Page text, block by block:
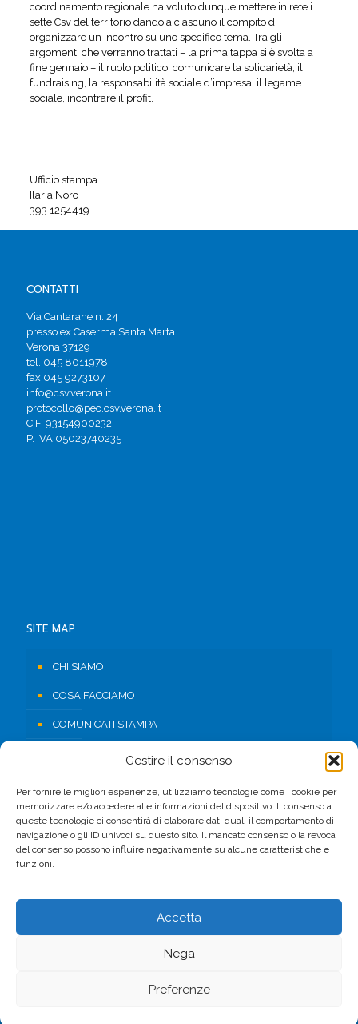
Gestire il consenso
Per fornire le migliori esperienze, utilizziamo tecnologie come i cookie per
memorizzare e/o accedere alle informazioni del dispositivo. Il consenso a
queste tecnologie ci consentirà di elaborare dati quali il comportamento di
navigazione o gli ID univoci su questo sito. Il mancato consenso o la revoca
del consenso possono influire negativamente su alcune caratteristiche e
funzioni.
Accetta
Nega
Preferenze
coordinamento regionale ha voluto dunque mettere in rete i
sette Csv del territorio dando a ciascuno il compito di
organizzare un incontro su uno specifico tema. Tra gli
argomenti che verranno trattati – la prima tappa si è svolta a
fine gennaio – il ruolo politico, comunicare la solidarietà, il
fundraising, la responsabilità sociale d’impresa, il legame
sociale, incontrare il profit.
Ufficio stampa
Ilaria Noro
393 1254419
CONTATTI
Via Cantarane n. 24
presso ex Caserma Santa Marta
Verona 37129
tel. 045 8011978
fax 045 9273107
info@csv.verona.it
protocollo@pec.csv.verona.it
C.F. 93154900232
P. IVA 05023740235
SITE MAP
CHI SIAMO
COSA FACCIAMO
COMUNICATI STAMPA
AREA RISERVATA
FACEBOOK